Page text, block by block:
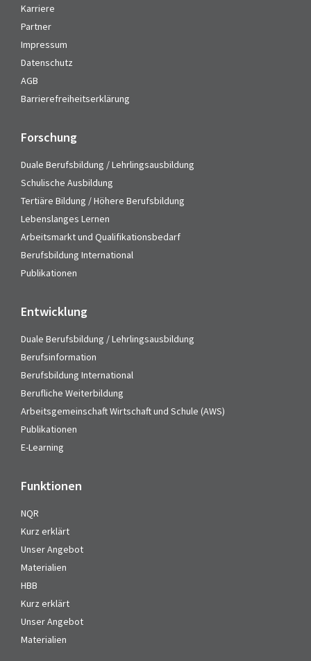
Karriere
Partner
Impressum
Datenschutz
AGB
Barrierefreiheitserklärung
Forschung
Duale Berufsbildung / Lehrlingsausbildung
Schulische Ausbildung
Tertiäre Bildung / Höhere Berufsbildung
Lebenslanges Lernen
Arbeitsmarkt und Qualifikationsbedarf
Berufsbildung International
Publikationen
Entwicklung
Duale Berufsbildung / Lehrlingsausbildung
Berufsinformation
Berufsbildung International
Berufliche Weiterbildung
Arbeitsgemeinschaft Wirtschaft und Schule (AWS)
Publikationen
E-Learning
Funktionen
NQR
Kurz erklärt
Unser Angebot
Materialien
HBB
Kurz erklärt
Unser Angebot
Materialien